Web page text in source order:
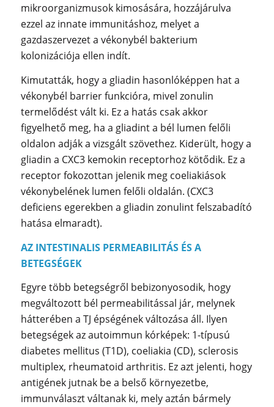
mikroorganizmusok kimosására, hozzájárulva
ezzel az innate immunitáshoz, melyet a
gazdaszervezet a vékonybél bakterium
kolonizációja ellen indít.
Kimutatták, hogy a gliadin hasonlóképpen hat a
vékonybél barrier funkcióra, mivel zonulin
termelődést vált ki. Ez a hatás csak akkor
figyelhető meg, ha a gliadint a bél lumen felőli
oldalon adják a vizsgált szövethez. Kiderült, hogy a
gliadin a CXC3 kemokin receptorhoz kötődik. Ez a
receptor fokozottan jelenik meg coeliakiások
vékonybelének lumen felőli oldalán. (CXC3
deficiens egerekben a gliadin zonulint felszabadító
hatása elmaradt).
AZ INTESTINALIS PERMEABILITÁS ÉS A
BETEGSÉGEK
Egyre több betegségről bebizonyosodik, hogy
megváltozott bél permeabilitással jár, melynek
hátterében a TJ épségének változása áll. Ilyen
betegségek az autoimmun kórképek: 1-típusú
diabetes mellitus (T1D), coeliakia (CD), sclerosis
multiplex, rheumatoid arthritis. Ez azt jelenti, hogy
antigének jutnak be a belső környezetbe,
immunválaszt váltanak ki, mely aztán bármely